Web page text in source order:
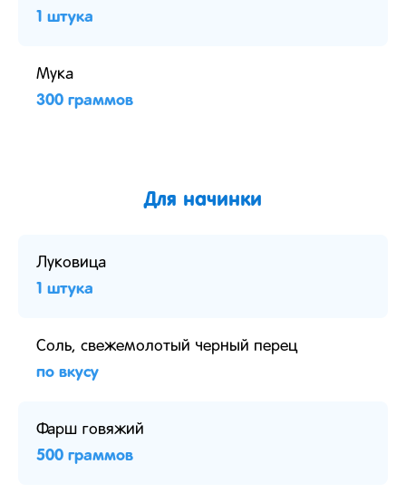
1 штука
Мука
300 граммов
Для начинки
Луковица
1 штука
Соль, свежемолотый черный перец
по вкусу
Фарш говяжий
500 граммов